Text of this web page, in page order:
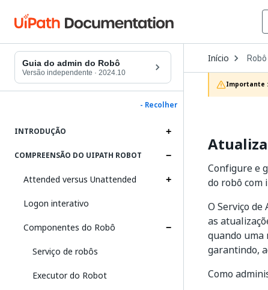
Guia do admin do Robô
Versão independente · 2024.10
- Recolher
INTRODUÇÃO
COMPREENSÃO DO UIPATH ROBOT
Attended versus Unattended
Logon interativo
Componentes do Robô
Serviço de robôs
Executor do Robot
Início Open
to
Robô
Importante :
Configure e
do robô com
O Serviço
as
quando uma
garantindo,
Como